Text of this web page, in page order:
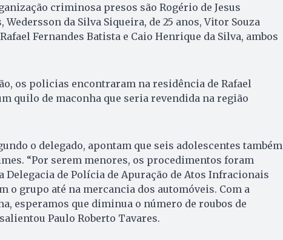
criminosa presos são Rogério de Jesus
Wedersson da Silva Siqueira, de 25 anos, Vitor Souza
Fernandes Batista e Caio Henrique da Silva, ambos
os policias encontraram na residência de Rafael
quilo de maconha que seria revendida na região
o delegado, apontam que seis adolescentes também
“Por serem menores, os procedimentos foram
Delegacia de Polícia de Apuração de Atos Infracionais
o grupo até na mercancia dos automóveis. Com a
esperamos que diminua o número de roubos de
Paulo Roberto Tavares.